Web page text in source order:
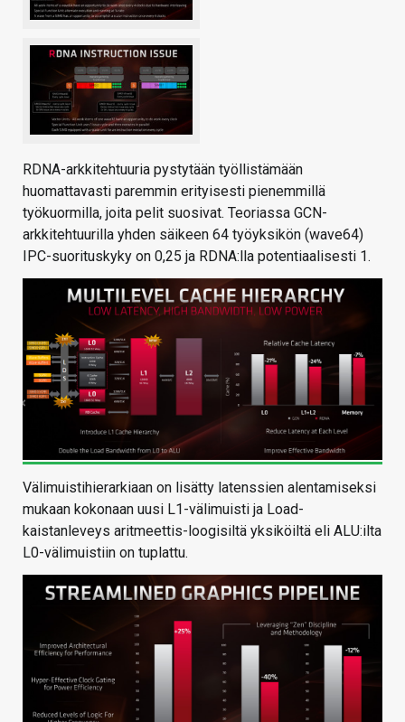
RDNA-arkkitehtuuria pystytään työllistämään
huomattavasti paremmin erityisesti pienemmillä
työkuormilla, joita pelit suosivat. Teoriassa GCN-
arkkitehtuurilla yhden säikeen 64 työyksikön (wave64)
IPC-suorituskyky on 0,25 ja RDNA:lla potentiaalisesti 1.
Välimuistihierarkiaan on lisätty latenssien alentamiseksi
mukaan kokonaan uusi L1-välimuisti ja Load-
kaistanleveys aritmeettis-loogisiltä yksiköiltä eli ALU:ilta
L0-välimuistiin on tuplattu.